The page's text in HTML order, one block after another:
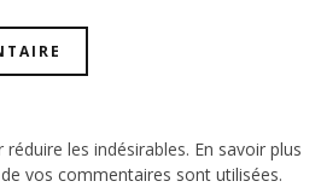
les indésirables. En savoir plus
vos commentaires sont utilisées.